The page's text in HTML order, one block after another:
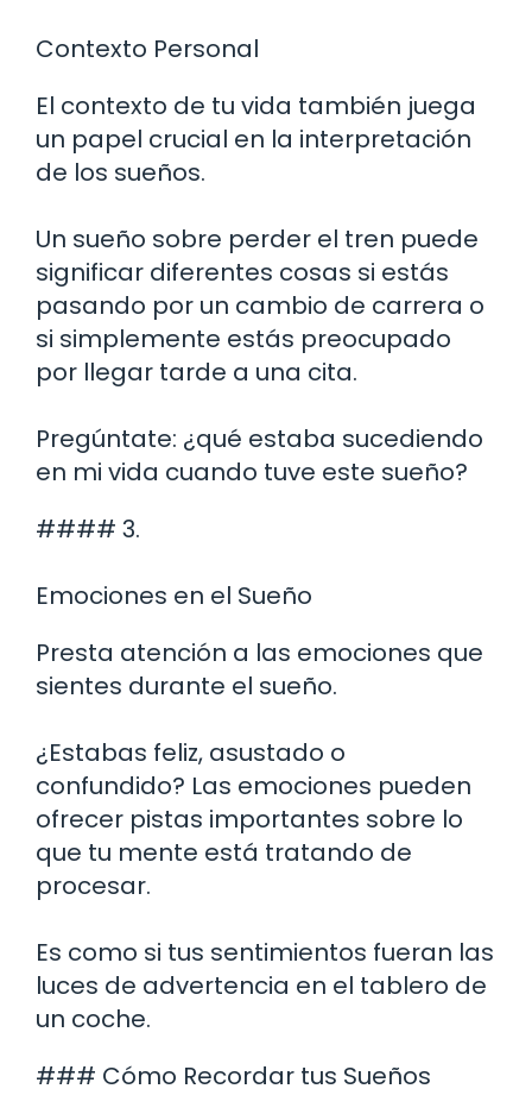
Contexto Personal
El contexto de tu vida también juega
un papel crucial en la interpretación
de los sueños.
Un sueño sobre perder el tren puede
significar diferentes cosas si estás
pasando por un cambio de carrera o
si simplemente estás preocupado
por llegar tarde a una cita.
Pregúntate: ¿qué estaba sucediendo
en mi vida cuando tuve este sueño?
#### 3.
Emociones en el Sueño
Presta atención a las emociones que
sientes durante el sueño.
¿Estabas feliz, asustado o
confundido? Las emociones pueden
ofrecer pistas importantes sobre lo
que tu mente está tratando de
procesar.
Es como si tus sentimientos fueran las
luces de advertencia en el tablero de
un coche.
### Cómo Recordar tus Sueños